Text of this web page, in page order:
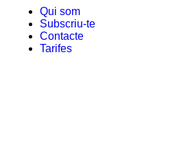
Qui som
Subscriu-te
Contacte
Tarifes